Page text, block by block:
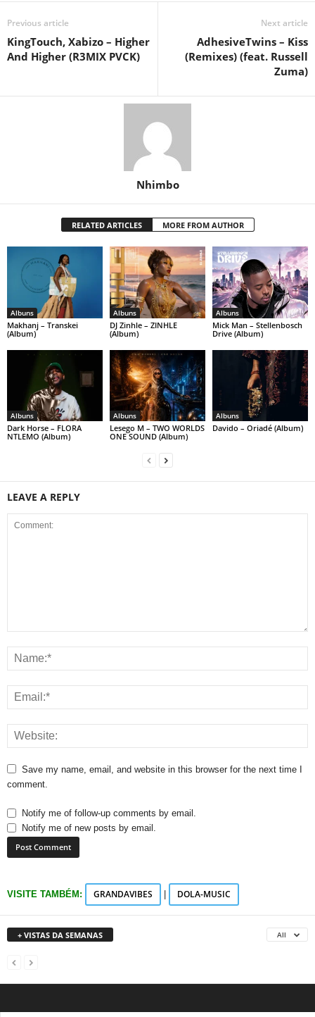
Previous article
KingTouch, Xabizo – Higher
And Higher (R3MIX PVCK)
Next article
AdhesiveTwins – Kiss
(Remixes) (feat. Russell
Zuma)
Nhimbo
RELATED ARTICLES MORE FROM AUTHOR
Albuns
Makhanj – Transkei
(Album)
Albuns
DJ Zinhle – ZINHLE
(Album)
Albuns
Mick Man – Stellenbosch
Drive (Album)
Albuns
Dark Horse – FLORA
NTLEMO (Album)
Albuns
Lesego M – TWO WORLDS
ONE SOUND (Album)
Albuns
Davido – Oriadé (Album)
LEAVE A REPLY
Save my name, email, and website in this browser for the next time I
comment.
Notify me of follow-up comments by email.
Notify me of new posts by email.
VISITE TAMBÉM: GRANDAVIBES DOLA-MUSIC
+ VISTAS DA SEMANAS All